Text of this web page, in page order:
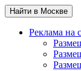
Найти в Москве
Реклама на